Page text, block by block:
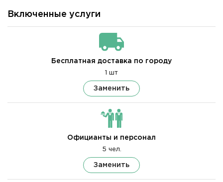
Включенные услуги
Бесплатная доставка по городу
1 шт
Заменить
Официанты и персонал
5 чел.
Заменить